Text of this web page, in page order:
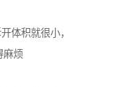
麻烦